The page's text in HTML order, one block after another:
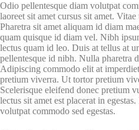
Odio pellentesque diam volutpat
laoreet sit amet cursus sit amet.
Pharetra sit amet aliquam id diam
quam quisque id diam vel. Nibh
lectus quam id leo. Duis at tellus at
pellentesque id nibh. Nulla pharetra
Adipiscing commodo elit at
pretium viverra. Ut tortor pretium
Scelerisque eleifend donec pretium
lectus sit amet est placerat in
volutpat commodo sed egestas.